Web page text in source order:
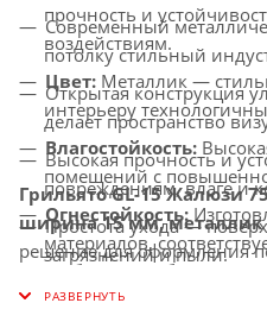
прочность и
воздействиям.
Цвет: Металлик —
интерьеру
Влагостойкость:
помещений с
Огнестойкость:
материалов,
требованиям
Совместимость с
Современный
потолку стильный
Открытая конструкция
делает пространство
Высокая прочность и
повреждениям, влаге и
Простота ухода —
загрязнений и пыли.
Универсальное
Грильято GL-15 Жалюзи
ширина 15 мм, металлик
решение для оформления
долговечность.